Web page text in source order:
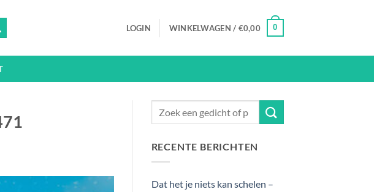
LOGIN WINKELWAGEN / €0,00 0
RECENTE BERICHTEN
Dat het je niets kan schelen –